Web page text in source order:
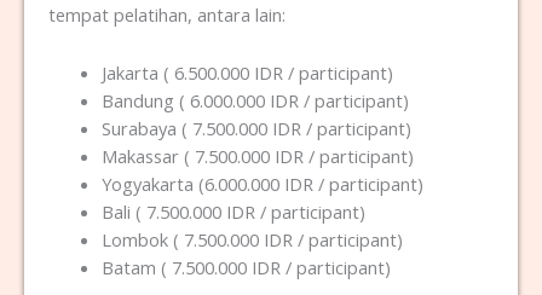
tempat pelatihan, antara lain:
Jakarta ( 6.500.000 IDR / participant)
Bandung ( 6.000.000 IDR / participant)
Surabaya ( 7.500.000 IDR / participant)
Makassar ( 7.500.000 IDR / participant)
Yogyakarta (6.000.000 IDR / participant)
Bali ( 7.500.000 IDR / participant)
Lombok ( 7.500.000 IDR / participant)
Batam ( 7.500.000 IDR / participant)